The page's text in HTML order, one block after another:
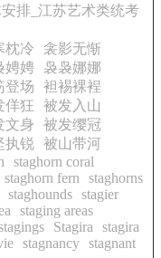
排_江苏艺术类统考
枕冷
衾影无惭
娉娉
袅袅娜娜
登场
袒裼裸裎
佯狂
被发入山
文身
被发缨冠
执锐 被山带河
staghorn coral
staghorn fern
staghorns
staghounds stagier
staging areas
Stagira
stagira
stagnancy stagnant